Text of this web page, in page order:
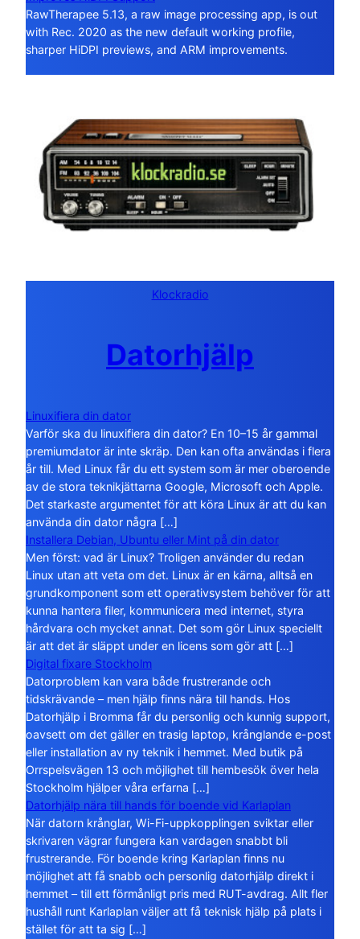
RawTherapee 5.13, a raw image processing app, is out
with Rec. 2020 as the new default working profile,
sharper HiDPI previews, and ARM improvements.
Klockradio
Datorhjälp
Linuxifiera din dator
Varför ska du linuxifiera din dator? En 10–15 år gammal
premiumdator är inte skräp. Den kan ofta användas i flera
år till. Med Linux får du ett system som är mer oberoende
av de stora teknikjättarna Google, Microsoft och Apple.
Det starkaste argumentet för att köra Linux är att du kan
använda din dator några […]
Installera Debian, Ubuntu eller Mint på din dator
Men först: vad är Linux? Troligen använder du redan
Linux utan att veta om det. Linux är en kärna, alltså en
grundkomponent som ett operativsystem behöver för att
kunna hantera filer, kommunicera med internet, styra
hårdvara och mycket annat. Det som gör Linux speciellt
är att det är släppt under en licens som gör att […]
Digital fixare Stockholm
Datorproblem kan vara både frustrerande och
tidskrävande – men hjälp finns nära till hands. Hos
Datorhjälp i Bromma får du personlig och kunnig support,
oavsett om det gäller en trasig laptop, krånglande e-post
eller installation av ny teknik i hemmet. Med butik på
Orrspelsvägen 13 och möjlighet till hembesök över hela
Stockholm hjälper våra erfarna […]
Datorhjälp nära till hands för boende vid Karlaplan
När datorn krånglar, Wi-Fi-uppkopplingen sviktar eller
skrivaren vägrar fungera kan vardagen snabbt bli
frustrerande. För boende kring Karlaplan finns nu
möjlighet att få snabb och personlig datorhjälp direkt i
hemmet – till ett förmånligt pris med RUT-avdrag. Allt fler
hushåll runt Karlaplan väljer att få teknisk hjälp på plats i
stället för att ta sig […]